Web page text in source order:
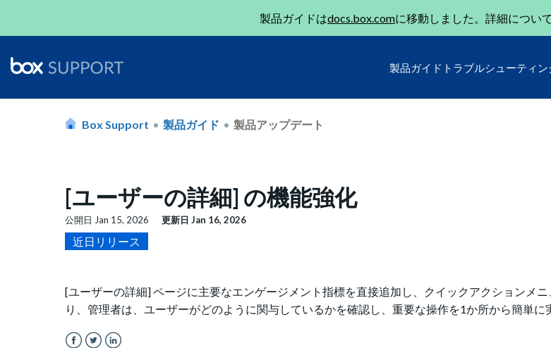
製品ガイドはdocs.box.comに移動しました。詳細につい
製品ガイド トラブルシューティ
Box Support 製品ガイド 製品アップデート
[ユーザーの詳細] の機能強化
公開日 Jan 15, 2026 更新日 Jan 16, 2026
近日リリース
[ユーザーの詳細] ページに主要なエンゲージメント指標を直接追加し、クイックアクションメ
り、管理者は、ユーザーがどのように関与しているかを確認し、重要な操作を1か所から簡単に